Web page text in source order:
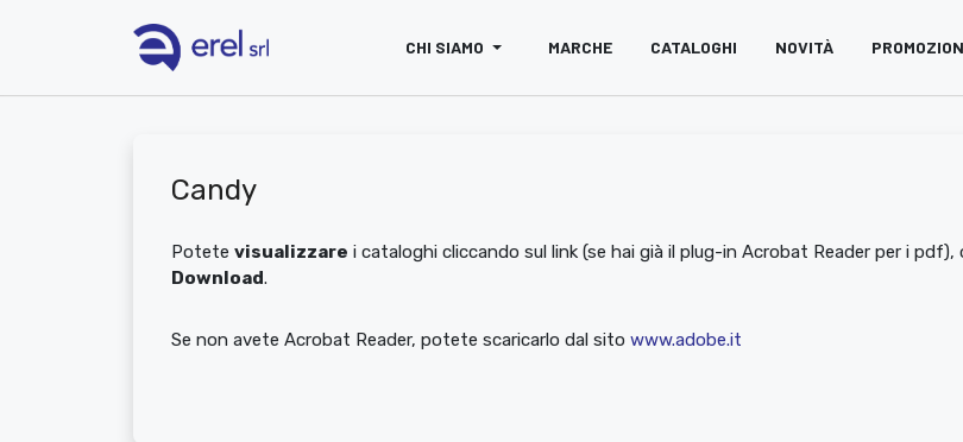
CHI SIAMO MARCHE CATALOGHI NOVITÀ
Candy
Potete visualizzare i cataloghi cliccando sul link (se hai già il plug-in Acrobat Reader per i pdf),
Download.
Se non avete Acrobat Reader, potete scaricarlo dal sito www.adobe.it